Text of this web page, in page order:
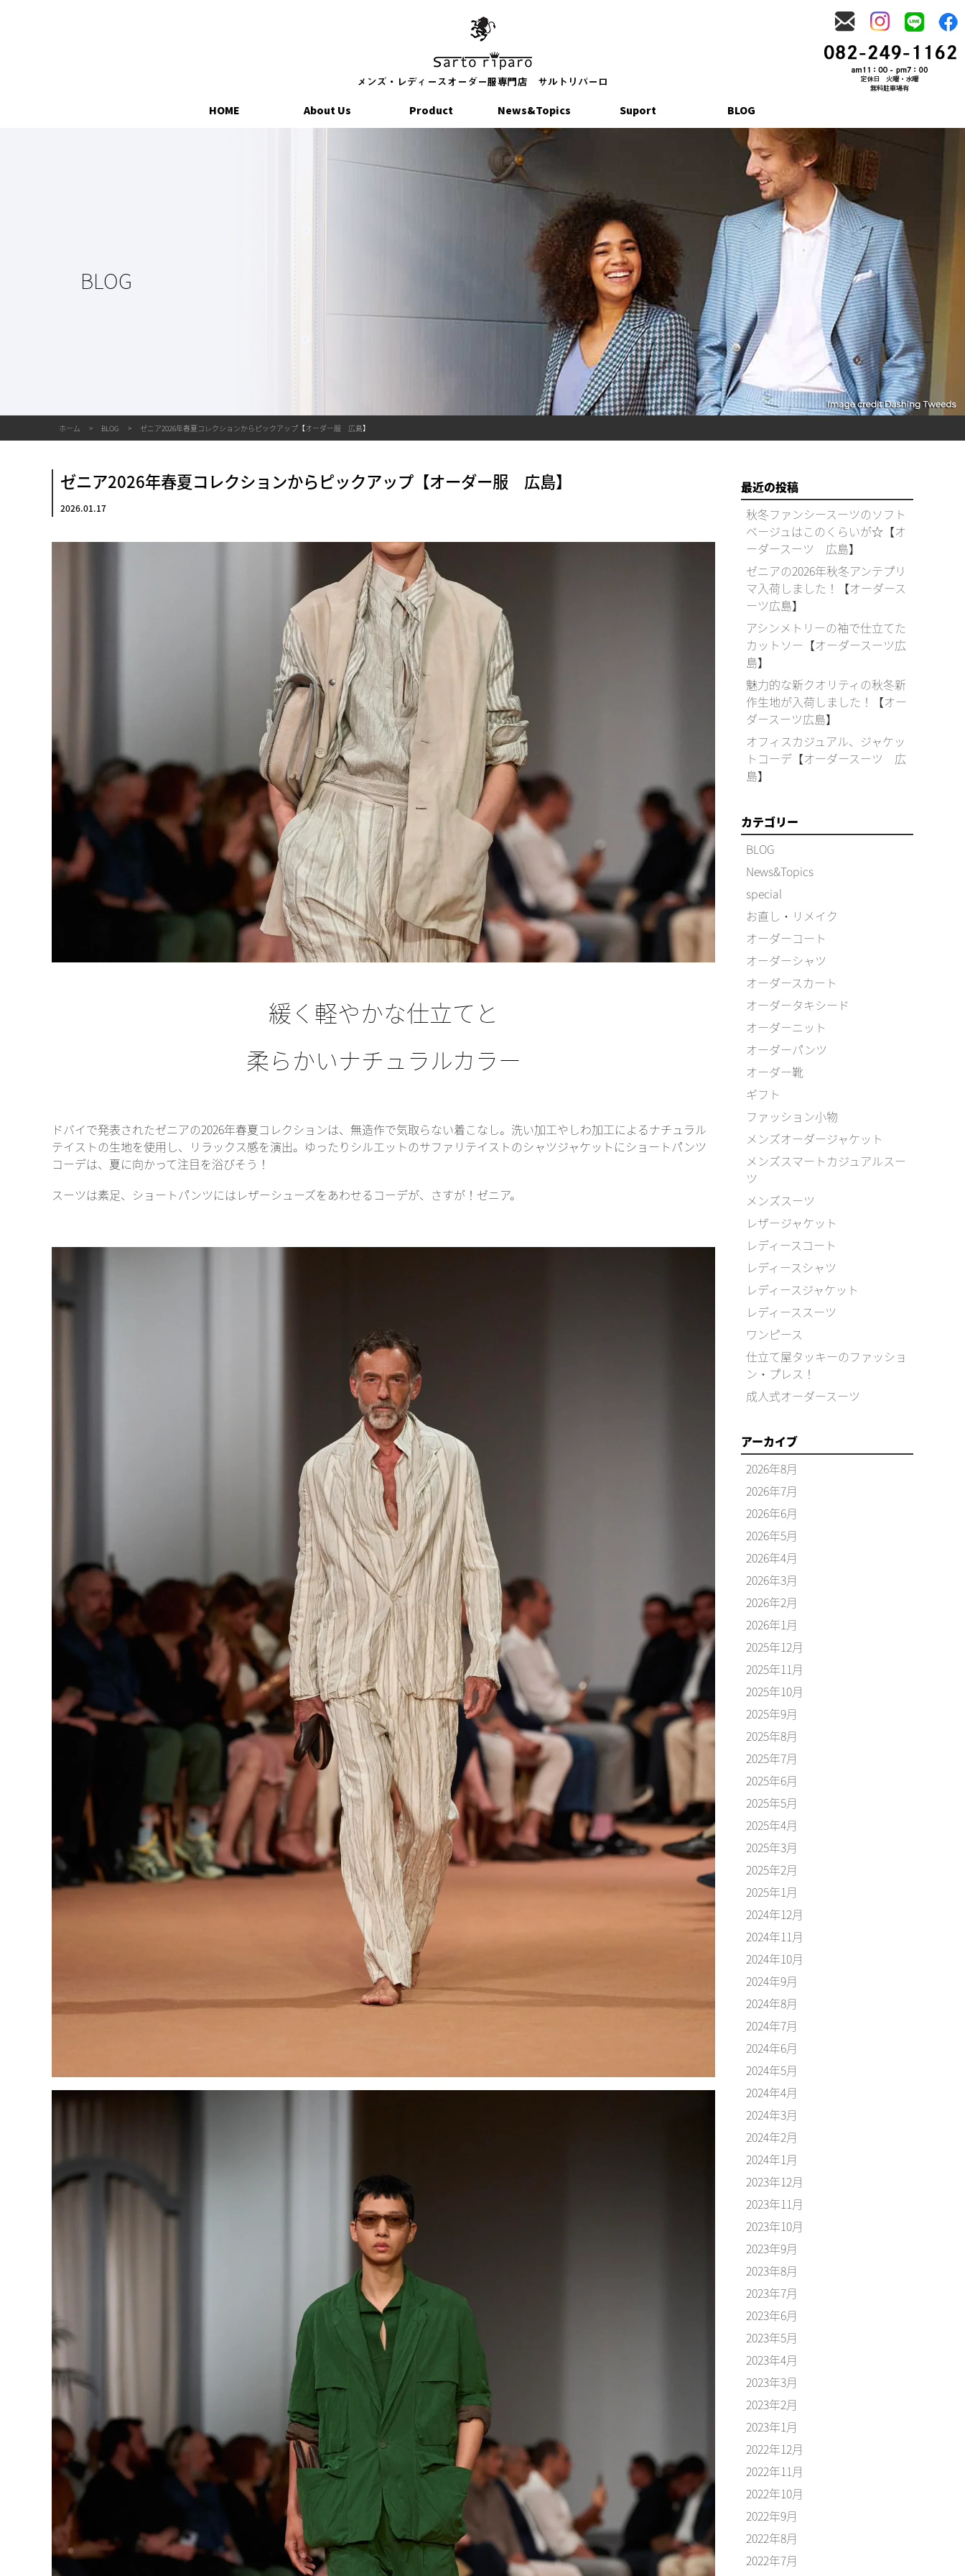
HOME About Us Product News&Topics Suport BLOG
BLOG
ホーム BLOG ゼニア2026年春夏コレクションからピックアップ【オーダー服 広島】
ゼニア2026年春夏コレクションからピックアップ【オーダー服 広島】
2026.01.17
緩く軽やかな仕立てと
柔らかいナチュラルカラー
ドバイで発表されたゼニアの2026年春夏コレクションは、無造作で気取らない着こなし。洗い加工やしわ加工によるナチュラル
テイストの生地を使用し、リラックス感を演出。ゆったりシルエットのサファリテイストのシャツジャケットにショートパンツ
コーデは、夏に向かって注目を浴びそう！
スーツは素足、ショートパンツにはレザーシューズをあわせるコーデが、さすが！ゼニア。
最近の投稿
秋冬ファンシースーツのソフト
ベージュはこのくらいが☆【オ
ーダースーツ 広島】
ゼニアの2026年秋冬アンテプリ
マ入荷しました！【オーダース
ーツ広島】
アシンメトリーの袖で仕立てた
カットソー【オーダースーツ広
島】
魅力的な新クオリティの秋冬新
作生地が入荷しました！【オー
ダースーツ広島】
オフィスカジュアル、ジャケッ
トコーデ【オーダースーツ 広
島】
カテゴリー
BLOG
News&Topics
special
お直し・リメイク
オーダーコート
オーダーシャツ
オーダースカート
オーダータキシード
オーダーニット
オーダーパンツ
オーダー靴
ギフト
ファッション小物
メンズオーダージャケット
メンズスマートカジュアルスー
ツ
メンズスーツ
レザージャケット
レディースコート
レディースシャツ
レディースジャケット
レディーススーツ
ワンピース
仕立て屋タッキーのファッショ
ン・プレス！
成人式オーダースーツ
アーカイブ
2026年8月
2026年7月
2026年6月
2026年5月
2026年4月
2026年3月
2026年2月
2026年1月
2025年12月
2025年11月
2025年10月
2025年9月
2025年8月
2025年7月
2025年6月
2025年5月
2025年4月
2025年3月
2025年2月
2025年1月
2024年12月
2024年11月
2024年10月
2024年9月
2024年8月
2024年7月
2024年6月
2024年5月
2024年4月
2024年3月
2024年2月
2024年1月
2023年12月
2023年11月
2023年10月
2023年9月
2023年8月
2023年7月
2023年6月
2023年5月
2023年4月
2023年3月
2023年2月
2023年1月
2022年12月
2022年11月
2022年10月
2022年9月
2022年8月
2022年7月